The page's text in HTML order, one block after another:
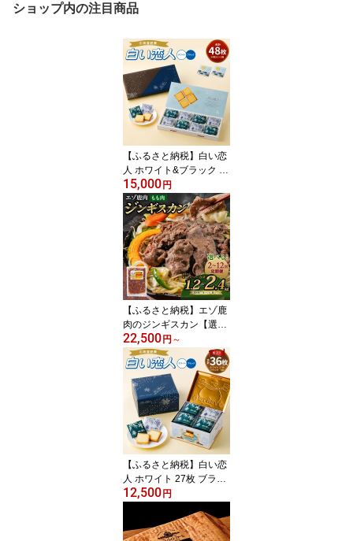
ショップ内の注目商品
【ふるさと納税】白い恋
人 ホワイト&ブラック 48
枚 15,000円 1万5000円
24枚入×2箱 2種 食べ比
べ お菓子 焼き菓子 洋菓
子 クッキー チョコ ラン
グドシャ 個包装 ギフト
お土産 銘菓 石屋製菓 北
海道 北広島市 送料無料
15,000円
【ふるさと納税】エゾ鹿
肉のジンギスカン【選べ
る容量（1.2kg / 1.5kg / 2.
4kg）】【選べる定期便
（2回～12回）】300g ジ
ビエ シカ パック 小分け
成吉思汗 鍋 家庭用 薄切
り肉 自家製タレ漬け BB
Q 味付き肉 北海道産 北
広島市加工 冷凍 送料無
22,500円 ～
【ふるさと納税】白い恋
人 ホワイト 27枚 ブラッ
ク 9枚 合計36枚入 12,50
り 食べ比べ お菓子 焼き
菓子 クッキー チョコ ラ
12,500円